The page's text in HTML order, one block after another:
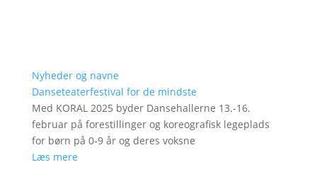
Nyheder og navne
Danseteaterfestival for de mindste
Med KORAL 2025 byder Dansehallerne 13.-16.
februar på forestillinger og koreografisk legeplads
for børn på 0-9 år og deres voksne
Læs mere